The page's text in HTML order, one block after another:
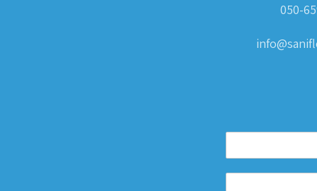
050-